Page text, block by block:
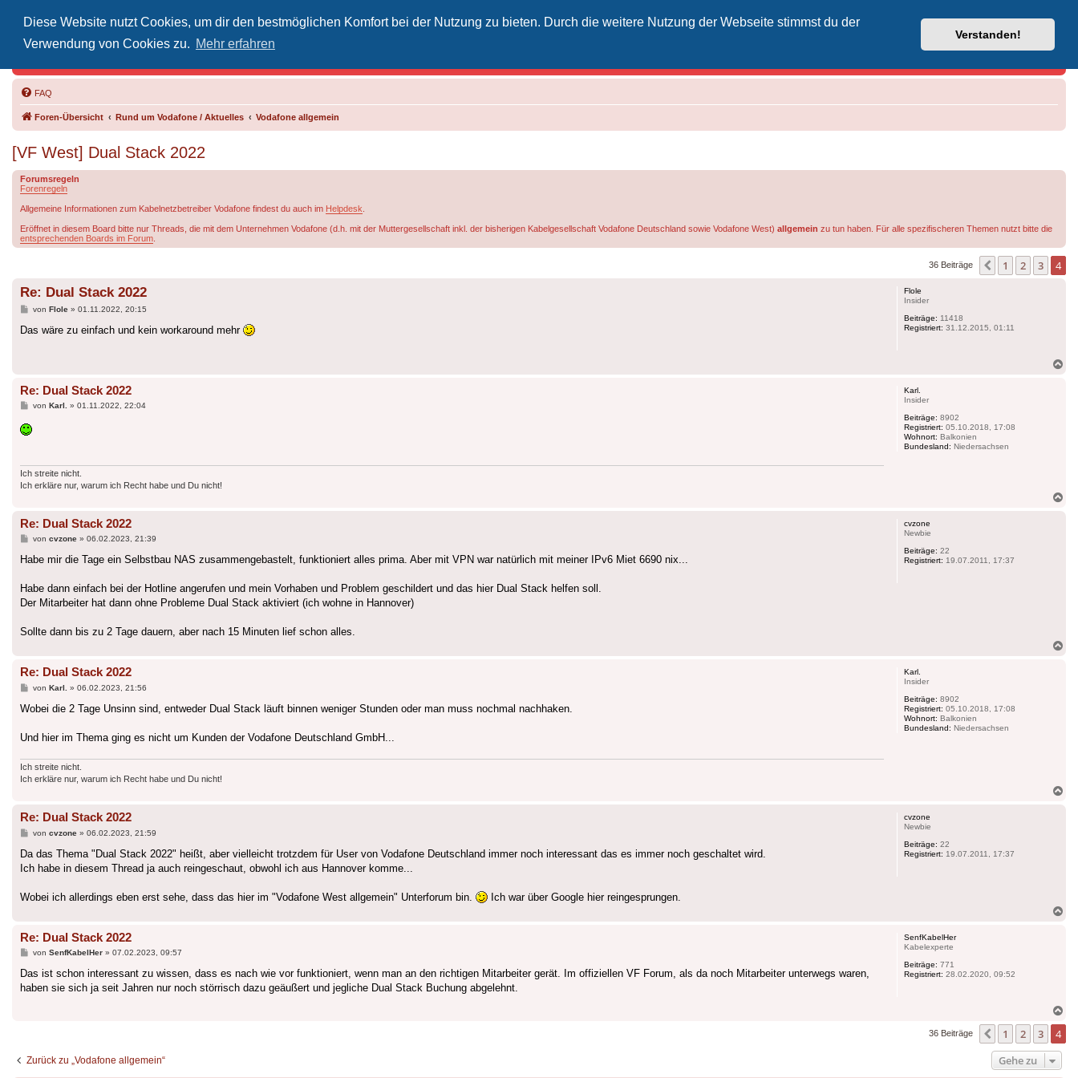
Diese Website nutzt Cookies, um dir den bestmöglichen Komfort bei der Nutzung zu bieten. Durch die weitere Nutzung der Webseite stimmst du der
Verwendung von Cookies zu. Mehr erfahren
Verstanden!
Vodafone-Kabel-Helpdesk
FAQ
Foren-Übersicht Rund um Vodafone / Aktuelles Vodafone allgemein
[VF West] Dual Stack 2022
Forumsregeln
Forenregeln
Allgemeine Informationen zum Kabelnetzbetreiber Vodafone findest du auch im Helpdesk
Eröffnet in diesem Board bitte nur Threads, die mit dem Unternehmen Vodafone (d.h. mit der Muttergesellschaft inkl. der bisherigen Kabelgesellschaft Vodafone Deutschland sowie Vodafone West) allgemein zu tun haben. Für alle spezifischeren Themen nutzt bitte die
entsprechenden Boards im Forum
36 Beiträge Vorherige
1 2 3 4
Flole
Insider
Beiträge: 11418
Registriert: 31.12.2015, 01:11
Re: Dual Stack 2022
Beitrag
von Flole» 01.11.2022, 20:15
Das wäre zu einfach und kein workaround mehr
Karl.
Insider
Beiträge: 8902
Registriert: 05.10.2018, 17:08
Wohnort: Balkonien
Bundesland: Niedersachsen
Re: Dual Stack 2022
Beitrag
von Karl. » 01.11.2022, 22:04
Ich streite nicht.
Ich erkläre nur, warum ich Recht habe und Du nicht!
cvzone
Newbie
Beiträge: 22
Registriert: 19.07.2011, 17:37
Re: Dual Stack 2022
Beitrag
von cvzone» 06.02.2023, 21:39
Habe mir die Tage ein Selbstbau NAS zusammengebastelt, funktioniert alles prima. Aber mit VPN war natürlich mit meiner IPv6 Miet 6690 nix...
Habe dann einfach bei der Hotline angerufen und mein Vorhaben und Problem geschildert und das hier Dual Stack helfen soll.
Der Mitarbeiter hat dann ohne Probleme Dual Stack aktiviert (ich wohne in Hannover)
Sollte dann bis zu 2 Tage dauern, aber nach 15 Minuten lief schon alles.
Karl.
Insider
Beiträge: 8902
Registriert: 05.10.2018, 17:08
Wohnort: Balkonien
Bundesland: Niedersachsen
Re: Dual Stack 2022
Beitrag
von Karl. » 06.02.2023, 21:56
Wobei die 2 Tage Unsinn sind, entweder Dual Stack läuft binnen weniger Stunden oder man muss nochmal nachhaken.
Und hier im Thema ging es nicht um Kunden der Vodafone Deutschland GmbH...
Ich streite nicht.
Ich erkläre nur, warum ich Recht habe und Du nicht!
cvzone
Newbie
Beiträge: 22
Registriert: 19.07.2011, 17:37
Re: Dual Stack 2022
Beitrag
von cvzone» 06.02.2023, 21:59
Da das Thema "Dual Stack 2022" heißt, aber vielleicht trotzdem für User von Vodafone Deutschland immer noch interessant das es immer noch geschaltet wird.
Ich habe in diesem Thread ja auch reingeschaut, obwohl ich aus Hannover komme...
Wobei ich allerdings eben erst sehe, dass das hier im "Vodafone West allgemein" Unterforum bin. Ich war über Google hier reingesprungen.
SenfKabelHer
Kabelexperte
Beiträge: 771
Registriert: 28.02.2020, 09:52
Re: Dual Stack 2022
Beitrag
von SenfKabelHer» 07.02.2023, 09:57
Das ist schon interessant zu wissen, dass es nach wie vor funktioniert, wenn man an den richtigen Mitarbeiter gerät. Im offiziellen VF Forum, als da noch Mitarbeiter unterwegs waren,
haben sie sich ja seit Jahren nur noch störrisch dazu geäußert und jegliche Dual Stack Buchung abgelehnt.
36 Beiträge Vorherige
1 2 3 4
Zurück zu „Vodafone allgemein“ Gehe zu